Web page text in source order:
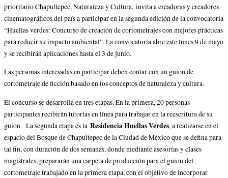
prioritario Chapultepec, Naturaleza y Cultura, invita a creadoras y creadores
cinematográficos del país a participar en la segunda edición de la convocatoria
“Huellas verdes: Concurso de creación de cortometrajes con mejores prácticas
para reducir su impacto ambiental”. La convocatoria abre este lunes 9 de mayo
y se recibirán aplicaciones hasta el 3 de junio.
Las personas interesadas en participar deben contar con un guion de
cortometraje de ficción basado en los conceptos de naturaleza y cultura.
El concurso se desarrolla en tres etapas. En la primera, 20 personas
participantes recibirán tutorías en línea para trabajar en la reescritura de su
guion. La segunda etapa es la Residencia Huellas Verdes, a realizarse en el
espacio del Bosque de Chapultepec de la Ciudad de México que se defina para
tal fin, con duración de dos semanas, donde mediante asesorías y clases
magistrales, prepararán una carpeta de producción para el guion del
cortometraje trabajado en la primera etapa, con el objetivo de incorporar